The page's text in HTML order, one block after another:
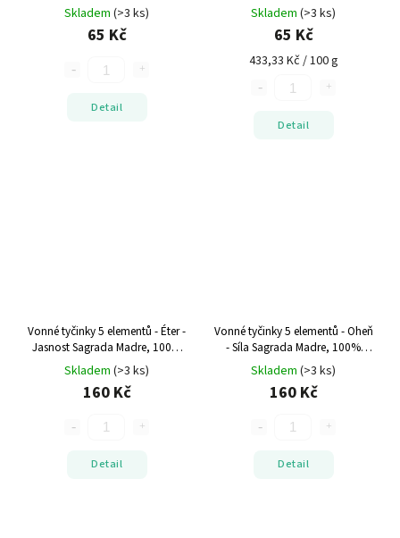
Skladem (>3 ks)
65 Kč
Detail
Skladem (>3 ks)
65 Kč
433,33 Kč / 100 g
Detail
Vonné tyčinky 5 elementů - Éter -
JasnostSagrada Madre, 100%
přírodní
Skladem (>3 ks)
160 Kč
Detail
Vonné tyčinky 5 elementů - Oheň
- Síla Sagrada Madre, 100%
přírodní
Skladem (>3 ks)
160 Kč
Detail